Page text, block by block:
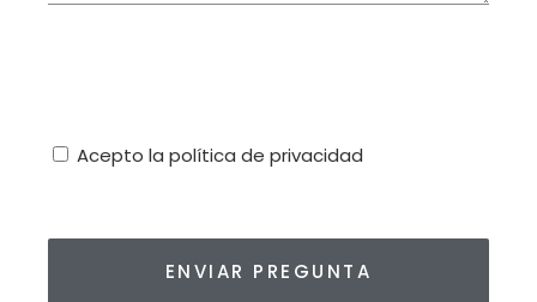
Acepto la política de privacidad
ENVIAR PREGUNTA